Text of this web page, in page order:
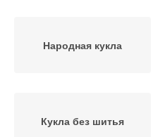
Народная кукла
Кукла без шитья